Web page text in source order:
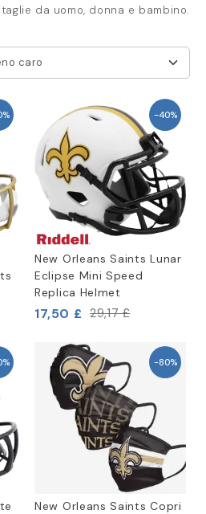
da uomo, donna e bambino.
caro
-40%
New Orleans Saints Lunar
Eclipse Mini Speed
Replica Helmet
17,50 £ 29,17 £
-80%
New Orleans Saints Copri